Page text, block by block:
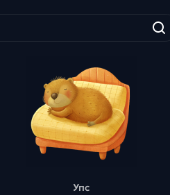
Упс